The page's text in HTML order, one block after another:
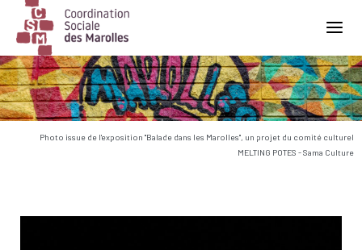
Main Navigation
Photo issue de l'exposition "Balade dans les Marolles", un projet du comité culturel
MELTING POTES - Sama Culture